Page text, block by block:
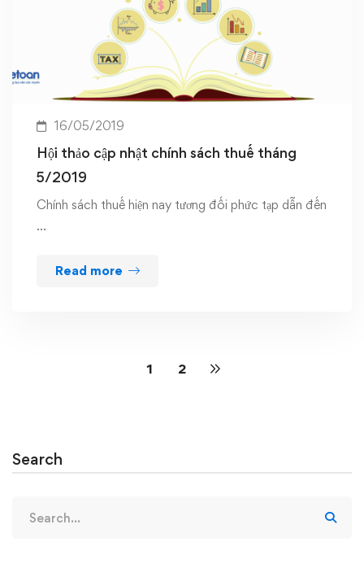
16/05/2019
Hội thảo cập nhật chính sách thuế tháng
5/2019
Chính sách thuế hiện nay tương đối phức tạp dẫn đến
…
Read more
1 2
Search
for: